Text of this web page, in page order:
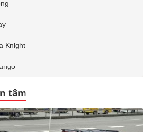
Knight
tâm